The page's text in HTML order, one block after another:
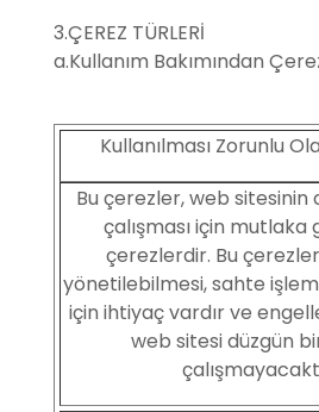
3.ÇEREZ TÜRLERİ
a.Kullanım Bakımından
Kullanılması Zorunlu
Bu çerezler, web sitesinin
çalışması için mutlaka
çerezlerdir. Bu
yönetilebilmesi, sahte
için ihtiyaç vardır ve
web sitesi düzgün